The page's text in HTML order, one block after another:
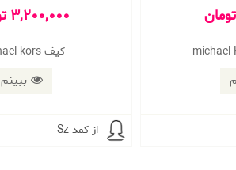
3,200,000 تومان
کیف michael kors
ببینم
از کمد Sz